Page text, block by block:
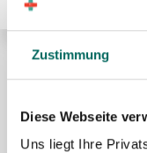
Zustimmung
Diese Webseite
Uns liegt Ihre
🌟 PREMIUM-